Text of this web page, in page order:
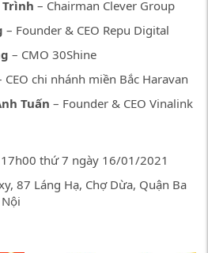
– Chairman Clever Group
– Founder & CEO Repu Digital
– CMO 30Shine
CEO chi nhánh miền Bắc Haravan
Tuấn – Founder & CEO Vinalink
thứ 7 ngày 16/01/2021
87 Láng Hạ, Chợ Dừa, Quận Ba